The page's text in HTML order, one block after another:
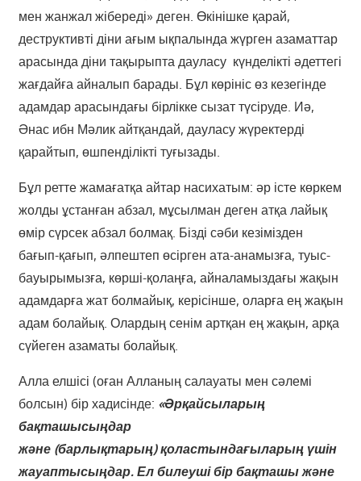
мен жанжал жібереді» деген. Өкінішке қарай,
деструктивті діни ағым ықпалында жүрген азаматтар
арасында діни тақырыпта дауласу күнделікті әдеттегі
жағдайға айналып барады. Бұл көрініс өз кезегінде
адамдар арасындағы бірлікке сызат түсіруде. Иә,
Әнас ибн Мәлик айтқандай, дауласу жүректерді
қарайтып, өшпенділікті туғызады.
Бұл ретте жамағатқа айтар насихатым: әр істе көркем
жолды ұстанған абзал, мұсылман деген атқа лайық
өмір сүрсек абзал болмақ. Бізді сәби кезімізден
бағып-қағып, әлпештеп өсірген ата-анамызға, туыс-
бауырымызға, көрші-қолаңға, айналамыздағы жақын
адамдарға жат болмайық, керісінше, оларға ең жақын
адам болайық. Олардың сенім артқан ең жақын, арқа
сүйеген азаматы болайық.
Алла елшісі (оған Алланың салауаты мен сәлемі
болсын) бір хадисінде: «Әрқайсыларың
бақташысыңдар
және (барлықтарың) қоластындағыларың үшін
жауаптысыңдар. Ел билеуші бір бақташы және